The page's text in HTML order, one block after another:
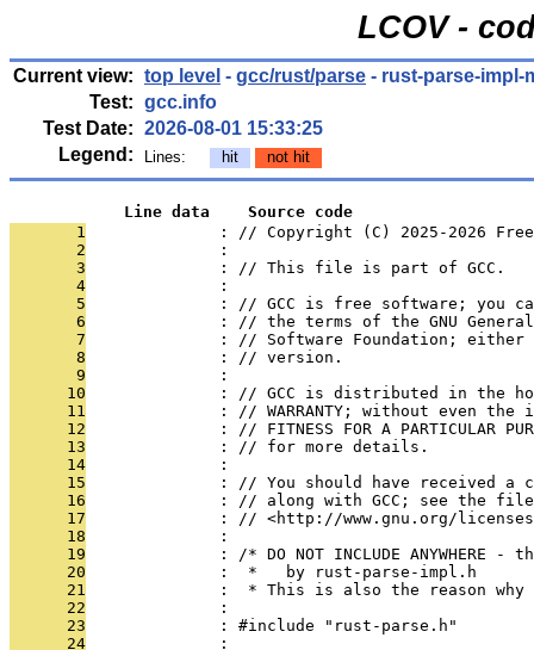
LCOV -
Current view: top level - gcc/rust/parse - rust-parse-impl-
Test: gcc.info
Test Date: 2026-08-01 15:33:25
Legend:
Lines: hit not hit
            Line data    Source code
       1
: // Copyright (C) 2025-2026
       2
              :
       3
              : // This file is part of GCC.
       4
              :
       5
: // GCC is free software; you
       6
: // the terms of the GNU
       7
: // Software Foundation;
       8
              : // version.
       9
              :
      10
: // GCC is distributed in the
      11
: // WARRANTY; without even the
      12
: // FITNESS FOR A PARTICULAR
      13
              : // for more details.
      14
              :
      15
: // You should have received a
      16
: // along with GCC; see the
      17
: // <http://www.gnu.org/
      18
              :
      19
: /* DO NOT INCLUDE ANYWHERE -
      20
              :  *   by rust-parse-impl.h
      21
:  * This is also the reason
      22
              :
      23
              : #include "rust-parse.h"
      24
              :